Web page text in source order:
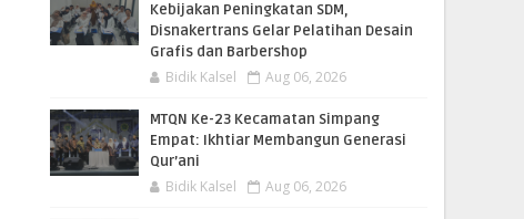
Kebijakan Peningkatan SDM,
Disnakertrans Gelar Pelatihan Desain
Grafis dan Barbershop
Bidik Kalsel Aug 06, 2026
MTQN Ke-23 Kecamatan Simpang
Empat: Ikhtiar Membangun Generasi
Qur’ani
Bidik Kalsel Aug 06, 2026